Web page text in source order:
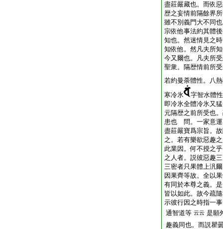
盡莊嚴藏也。而依
歴之妄情前隔餘界
雖不別義門大不同
宗依他事法約其體
知也。然迷情見之
知依他。然凡夫所
今又爾也。凡夫所
聖衆。隔歴情前所
若約曼荼體性。八
寒冷氷
字智水體
即冷氷全體冷氷又
元隔歴之前所受也
患也 問。一家意運
盡莊嚴寶爲宗旨。
之。若有樂欲惡趣
此業因。何不授之
之人者。説彼惡趣
三密者只果體上汎
因果齊等故。全以
有同於本尊之義。
皆以如此。故今疏
示彼行因之時指一
通智道等 云云 是願
趣義同也。而説瞿